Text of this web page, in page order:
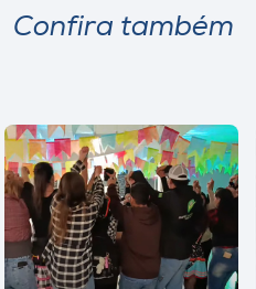
Confira também